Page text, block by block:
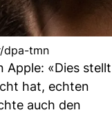
dpa-tmn
Apple: «Dies
hat, echten
auch den